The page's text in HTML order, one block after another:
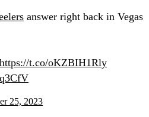
answer right back in Vegas
https://t.co/oKZBIH1Rly
25, 2023